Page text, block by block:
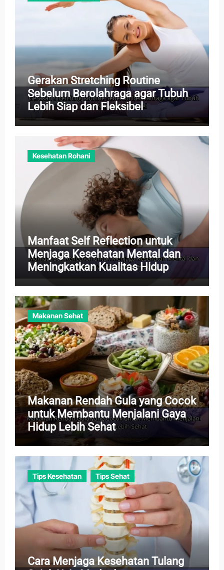
Gerakan Stretching Routine
Sebelum Berolahraga agar Tubuh
Lebih Siap dan Fleksibel
Kesehatan Rohani
Manfaat Self Reflection untuk
Menjaga Kesehatan Mental dan
Meningkatkan Kualitas Hidup
Makanan Sehat
Makanan Rendah Gula yang Cocok
untuk Membantu Menjalani Gaya
Hidup Lebih Sehat
Tips Kesehatan Tips Sehat
Cara Menjaga Kesehatan Tulang